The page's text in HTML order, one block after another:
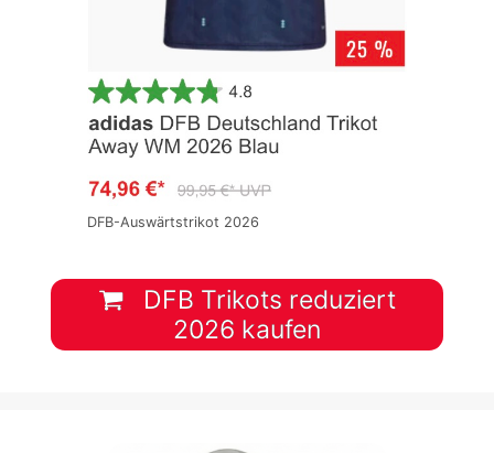
DFB-Auswärtstrikot 2026
DFB Trikots reduziert
2026 kaufen